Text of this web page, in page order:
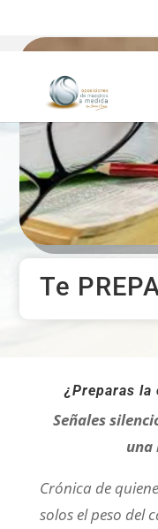
Te
¿Preparas
Señales
una
Crónica de
solos el peso del